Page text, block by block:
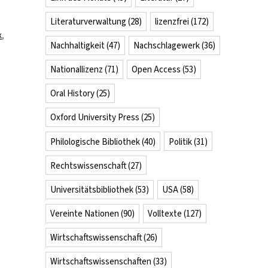
,
Literaturverwaltung (28) lizenzfrei (172)
Nachhaltigkeit(47) Nachschlagewerk(36)
Nationallizenz (71) Open Access (53)
Oral History(25)
Oxford University Press (25)
Philologische Bibliothek(40) Politik(31)
Rechtswissenschaft(27)
Universitätsbibliothek(53) USA(58)
Vereinte Nationen (90) Volltexte (127)
Wirtschaftswissenschaft(26)
Wirtschaftswissenschaften (33)